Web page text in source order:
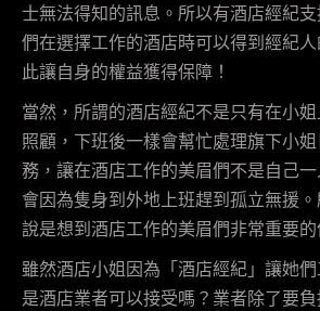
士無法得知的訊息。所以有酒店經紀
們在選擇工作的酒店時可以得到經紀
此讓自身的權益獲得保障！
當然，所謂的酒店經紀不是只有在小
照顧，下班後一樣會幫忙處理旗下小
務，讓在酒店工作的美眉們不是自己
會因為隻身到外地上班趕到孤立無援
說是想到酒店工作的美眉們非常重要的
雖然酒店小姐因為「酒店經紀」讓她
是酒店業者可以接受嗎？業者除了要